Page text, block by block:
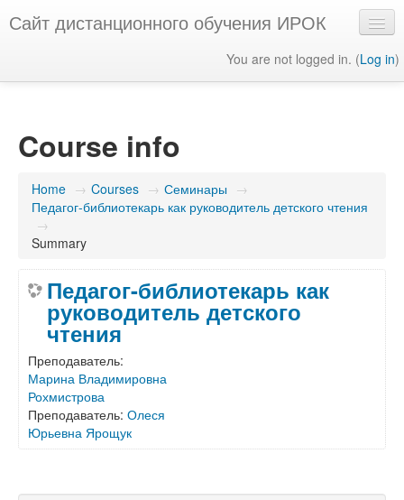
Сайт дистанционного обучения ИРОК
You are not logged in. (Log in)
Course info
Home → Courses → Семинары →
Педагог-библиотекарь как руководитель детского чтения
→
Summary
Педагог-библиотекарь как
руководитель детского
чтения
Преподаватель:
Марина Владимировна
Рохмистрова
Преподаватель: Олеся
Юрьевна Ярощук